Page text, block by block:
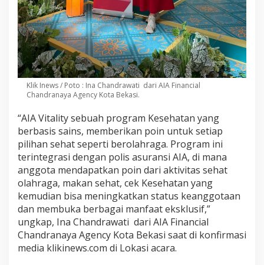
Klik Inews / Poto : Ina Chandrawati dari AIA Financial
Chandranaya Agency Kota Bekasi.
“AIA Vitality sebuah program Kesehatan yang
berbasis sains, memberikan poin untuk setiap
pilihan sehat seperti berolahraga. Program ini
terintegrasi dengan polis asuransi AIA, di mana
anggota mendapatkan poin dari aktivitas sehat
olahraga, makan sehat, cek Kesehatan yang
kemudian bisa meningkatkan status keanggotaan
dan membuka berbagai manfaat eksklusif,”
ungkap, Ina Chandrawati dari AIA Financial
Chandranaya Agency Kota Bekasi saat di konfirmasi
media klikinews.com di Lokasi acara.